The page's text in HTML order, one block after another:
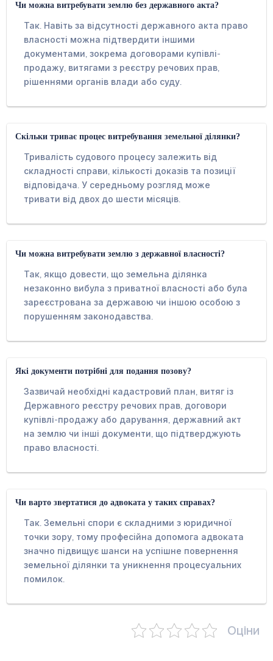
Чи можна витребувати землю без державного акта?
Так. Навіть за відсутності державного акта право
власності можна підтвердити іншими
документами, зокрема договорами купівлі-
продажу, витягами з реєстру речових прав,
рішеннями органів влади або суду.
Скільки триває процес витребування земельної ділянки?
Тривалість судового процесу залежить від
складності справи, кількості доказів та позиції
відповідача. У середньому розгляд може
тривати від двох до шести місяців.
Чи можна витребувати землю з державної власності?
Так, якщо довести, що земельна ділянка
незаконно вибула з приватної власності або була
зареєстрована за державою чи іншою особою з
порушенням законодавства.
Які документи потрібні для подання позову?
Зазвичай необхідні кадастровий план, витяг із
Державного реєстру речових прав, договори
купівлі-продажу або дарування, державний акт
на землю чи інші документи, що підтверджують
право власності.
Чи варто звертатися до адвоката у таких справах?
Так. Земельні спори є складними з юридичної
точки зору, тому професійна допомога адвоката
значно підвищує шанси на успішне повернення
земельної ділянки та уникнення процесуальних
помилок.
Оціни